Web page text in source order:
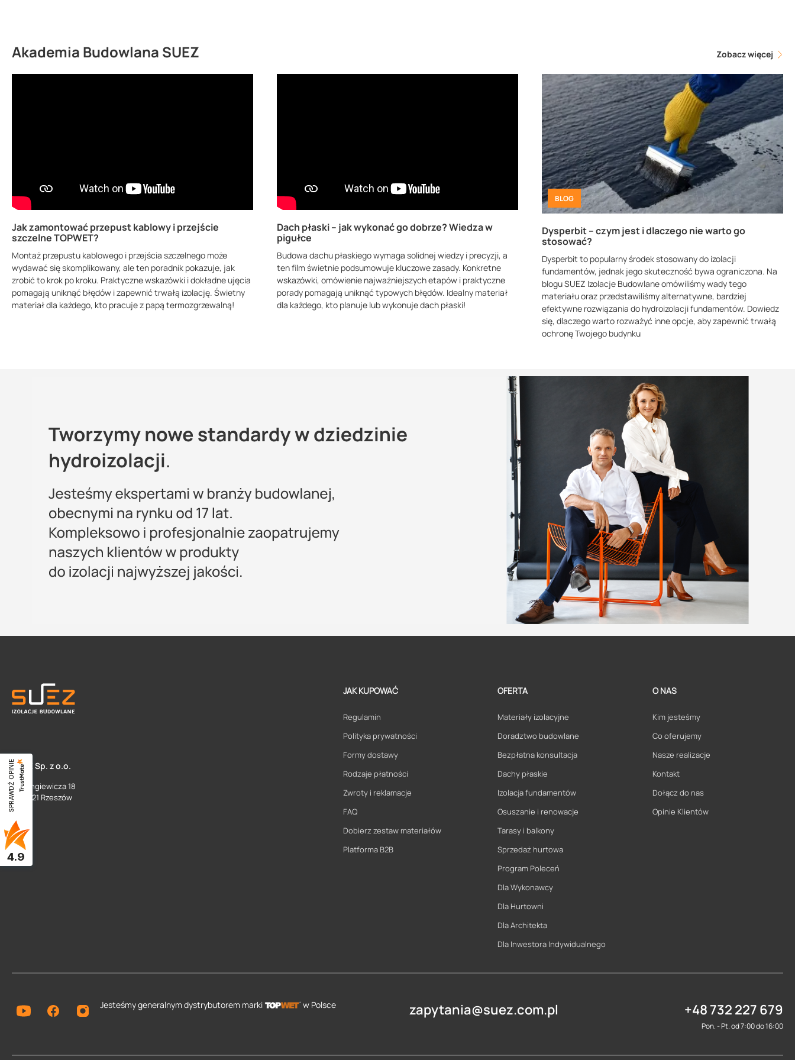
Akademia Budowlana SUEZ Zobacz więcej
Jak zamontować przepust kablowy i przejście
szczelne TOPWET?
Montaż przepustu kablowego i przejścia szczelnego może
wydawać się skomplikowany, ale ten poradnik pokazuje, jak
zrobić to krok po kroku. Praktyczne wskazówki i dokładne ujęcia
pomagają uniknąć błędów i zapewnić trwałą izolację. Świetny
materiał dla każdego, kto pracuje z papą termozgrzewalną!
Dach płaski – jak wykonać go dobrze? Wiedza w
pigułce
Budowa dachu płaskiego wymaga solidnej wiedzy i precyzji, a
ten film świetnie podsumowuje kluczowe zasady. Konkretne
wskazówki, omówienie najważniejszych etapów i praktyczne
porady pomagają uniknąć typowych błędów. Idealny materiał
dla każdego, kto planuje lub wykonuje dach płaski!
BLOG
Dysperbit – czym jest i dlaczego nie warto go
stosować?
Dysperbit to popularny środek stosowany do izolacji
fundamentów, jednak jego skuteczność bywa ograniczona. Na
blogu SUEZ Izolacje Budowlane omówiliśmy wady tego
materiału oraz przedstawiliśmy alternatywne, bardziej
efektywne rozwiązania do hydroizolacji fundamentów. Dowiedz
się, dlaczego warto rozważyć inne opcje, aby zapewnić trwałą
ochronę Twojego budynku
SUEZ Sp. z o.o.
ul. Langiewicza 18
35 - 021 Rzeszów
JAK KUPOWAĆ
Regulamin
Polityka prywatności
Formy dostawy
Rodzaje płatności
Zwroty i reklamacje
FAQ
Dobierz zestaw materiałów
Platforma B2B
OFERTA
Materiały izolacyjne
Doradztwo budowlane
Bezpłatna konsultacja
Dachy płaskie
Izolacja fundamentów
Osuszanie i renowacje
Tarasy i balkony
Sprzedaż hurtowa
Program Poleceń
Dla Wykonawcy
Dla Hurtowni
Dla Architekta
Dla Inwestora Indywidualnego
O NAS
Kim jesteśmy
Co oferujemy
Nasze realizacje
Kontakt
Dołącz do nas
Opinie Klientów
Jesteśmy generalnym dystrybutorem marki w Polsce zapytania@suez.com.pl +48 732 227 679
Pon. - Pt. od 7:00 do 16:00
SPRAWDŹ OPINIE
4.9